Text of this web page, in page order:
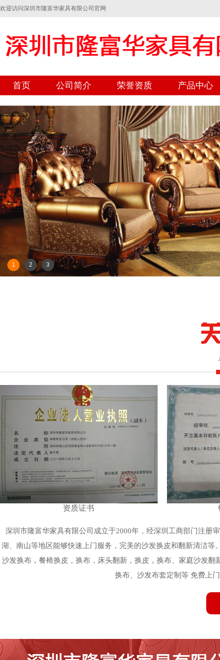
欢迎访问深圳市隆富华家具有限公司官网
首页 公司简介 荣誉资质 产品中心
1 2 3
资质证书
深圳市隆富华家具有限公司成立于2000年，经深圳工商部门注册
湖、南山等地区能够快速上门服务，完美的沙发换皮和翻新清洁
沙发换布，餐椅换皮，换布，床头翻新，换皮，换布、家庭沙发
换布、沙发布套定制等 免费上